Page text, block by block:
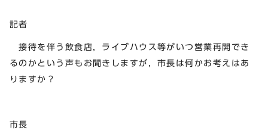
記者
接待を伴う飲食店，ライブハウス等がいつ営業再開でき
るのかという声もお聞きしますが，市長は何かお考えはあ
りますか？
市長